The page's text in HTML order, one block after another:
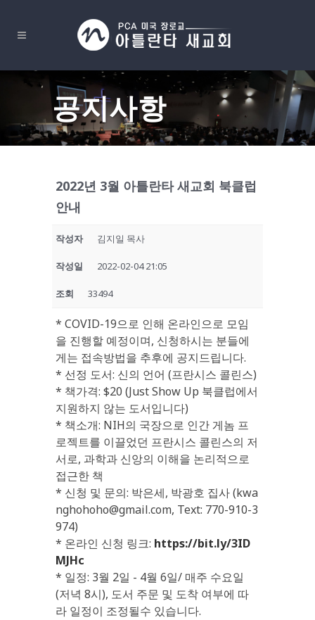
공지사항
2022년 3월 아틀란타 새교회 북클럽
안내
작성자 김지일 목사
작성일 2022-02-04 21:05
조회 33494
* COVID-19으로 인해 온라인으로 모임
을 진행할 예정이며, 신청하시는 분들에
게는 접속방법을 추후에 공지드립니다.
* 선정 도서: 신의 언어 (프란시스 콜린스)
* 책가격: $20 (Just Show Up 북클럽에서
지원하지 않는 도서입니다)
* 책소개: NIH의 국장으로 인간 게놈 프
로젝트를 이끌었던 프란시스 콜린스의 저
서로, 과학과 신앙의 이해을 논리적으로
접근한 책
* 신청 및 문의: 박은세, 박광호 집사 (kwa
nghohoho@gmail.com, Text: 770-910-3
974)
* 온라인 신청 링크: https://bit.ly/3ID
MJHc
* 일정: 3월 2일 - 4월 6일/ 매주 수요일
(저녁 8시), 도서 주문 및 도착 여부에 따
라 일정이 조정될수 있습니다.